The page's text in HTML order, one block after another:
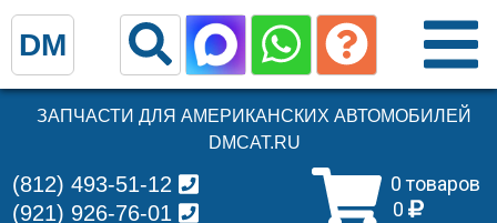
ЗАПЧАСТИ ДЛЯ АМЕРИКАНСКИХ АВТОМОБИЛЕЙ
DMCAT.RU
0 товаров
0
(812) 493-51-12
(921) 926-76-01
DM